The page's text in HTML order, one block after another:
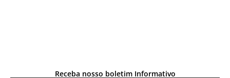
Receba nosso boletim Informativo